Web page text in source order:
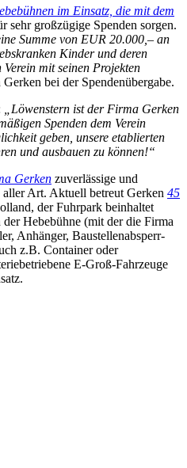
im Einsatz, die mit dem
sehr großzügige Spenden sorgen.
Summe von EUR 20.000,– an
Kinder und deren
mit seinen Projekten
bei der Spendenübergabe.
„Löwenstern ist der Firma Gerken
Spenden dem Verein
geben, unsere etablierten
und ausbauen zu können!“
Gerken zuverlässige und
Art. Aktuell betreut Gerken 45
der Fuhrpark beinhaltet
Hebebühne (mit der die Firma
Anhänger, Baustellenabsperr-
z.B. Container oder
E-Groß-Fahrzeuge